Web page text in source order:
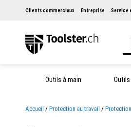
Clients commerciaux Entreprise Service
Outils à main
Accueil Protection au travail